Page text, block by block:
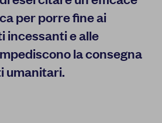
per porre fine ai
incessanti e alle
la consegna
umanitari.